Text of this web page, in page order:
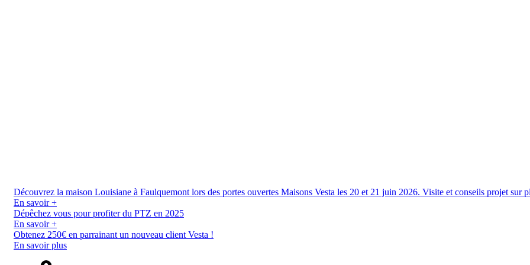
Découvrez la maison Louisiane à Faulquemont lors des portes ouvertes Maisons Vesta les 20 et 21 juin 2026. Visite et conseils projet sur
En savoir +
Dépêchez vous pour profiter du PTZ en 2025
En savoir +
Obtenez 250€ en parrainant un nouveau client Vesta !
En savoir plus